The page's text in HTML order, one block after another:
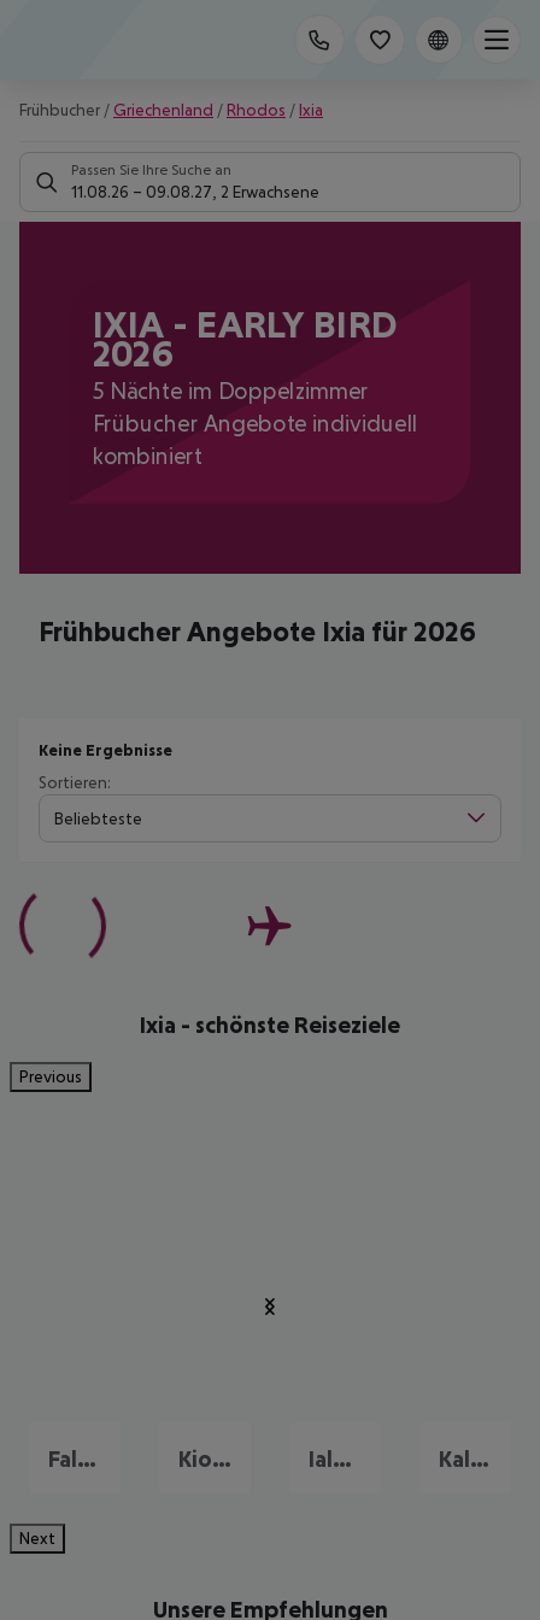
Frühbucher / Griechenland / Rhodos / Ixia
Passen Sie Ihre Suche an
11.08.26 – 09.08.27 2 Erwachsene
IXIA - EARLY BIRD
2026
5 Nächte im Doppelzimmer
Frübucher Angebote individuell
kombiniert
Frühbucher Angebote Ixia für 2026
Keine Ergebnisse
Sortieren:
Beliebteste
Ixia - schönste Reiseziele
Previous
Faliraki Kiotari Ialysos Kalithea
Next
Unsere Empfehlungen